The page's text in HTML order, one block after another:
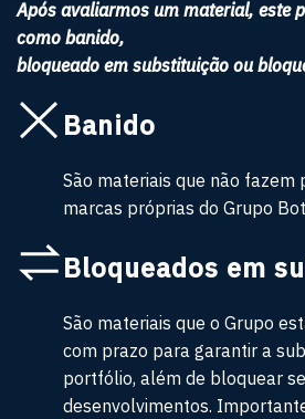
Após avaliarmos um material, este
como banido,
bloqueado em substituição ou
Banido
São materiais que não
marcas próprias do Grupo
Bloqueados em
São materiais que o Grupo
com prazo para garantir a
portfólio, além de bloquear
desenvolvimentos.